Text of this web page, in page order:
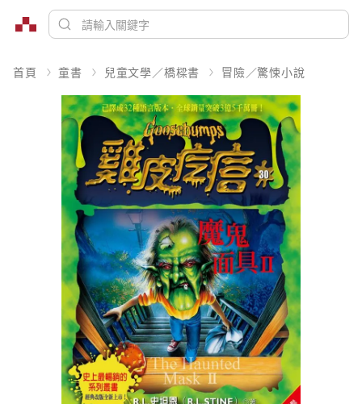
首頁 童書 兒童文學／橋樑書 冒險／驚悚小說